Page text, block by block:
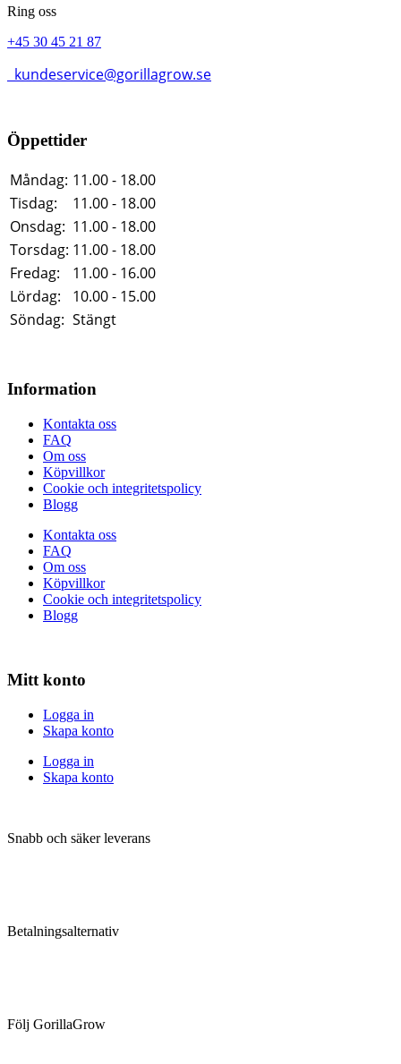
Ring oss
+45 30 45 21 87
kundeservice@gorillagrow.se
Öppettider
Måndag: 11.00 - 18.00
Tisdag:
11.00 - 18.00
Onsdag: 11.00 - 18.00
Torsdag: 11.00 - 18.00
Fredag:
11.00 - 16.00
Lördag:
10.00 - 15.00
Söndag: Stängt
Information
Kontakta oss
FAQ
Om oss
Köpvillkor
Cookie och integritetspolicy
Blogg
Kontakta oss
FAQ
Om oss
Köpvillkor
Cookie och integritetspolicy
Blogg
Mitt konto
Logga in
Skapa konto
Logga in
Skapa konto
Snabb och säker leverans
Betalningsalternativ
Följ GorillaGrow